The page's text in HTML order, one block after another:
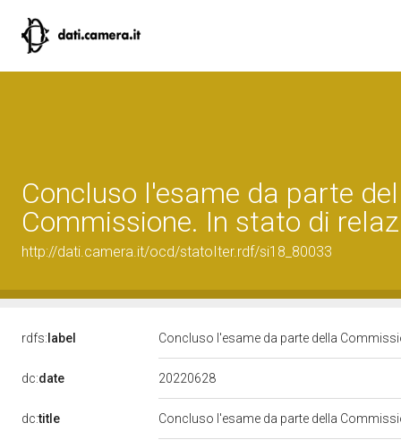
Concluso l'esame da parte
Commissione. In stato di
http://dati.camera.it/ocd/statoIter.rdf/si18_80033
rdfs: label Concluso l'esame da parte della
dc:date 20220628
dc:title Concluso l'esame da parte della